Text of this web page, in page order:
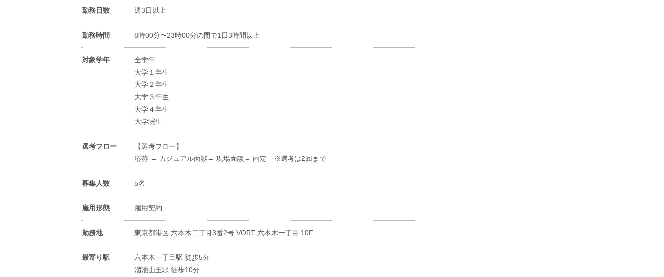
勤務日数 週3日以上
勤務時間 8時00分〜23時00分の間で1日3時間以上
対象学年
全学年
大学１年生
大学２年生
大学３年生
大学４年生
大学院生
選考フロー
【選考フロー】
応募 → カジュアル面談→ 現場面談→ 内定 ※選考は2回まで
募集人数 5名
雇用形態 雇用契約
勤務地 東京都港区 六本木二丁目3番2号 VORT 六本木一丁目 10F
最寄り駅
六本木一丁目駅 徒歩5分
溜池山王駅 徒歩10分